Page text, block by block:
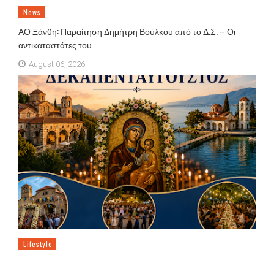
News
ΑΟ Ξάνθη: Παραίτηση Δημήτρη Βούλκου από το Δ.Σ. – Οι
αντικαταστάτες του
August 06, 2026
Lifestyle